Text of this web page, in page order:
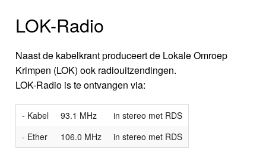
LOK-Radio
Naast de kabelkrant produceert de Lokale Omroep
Krimpen (LOK) ook radiouitzendingen.
LOK-Radio is te ontvangen via:
- Kabel 93.1 MHz
in stereo met RDS
- Ether
106.0 MHz in stereo met RDS